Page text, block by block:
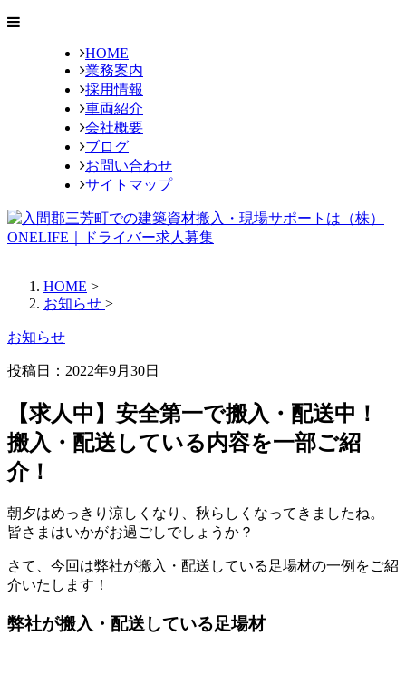
HOME
業務案内
採用情報
車両紹介
会社概要
ブログ
お問い合わせ
サイトマップ
HOME >
お知らせ >
お知らせ
投稿日：2022年9月30日
【求人中】安全第一で搬入・配送中！
搬入・配送している内容を一部ご紹
介！
朝夕はめっきり涼しくなり、秋らしくなってきましたね。
皆さまはいかがお過ごしでしょうか？
さて、今回は弊社が搬入・配送している足場材の一例をご紹
介いたします！
弊社が搬入・配送している足場材